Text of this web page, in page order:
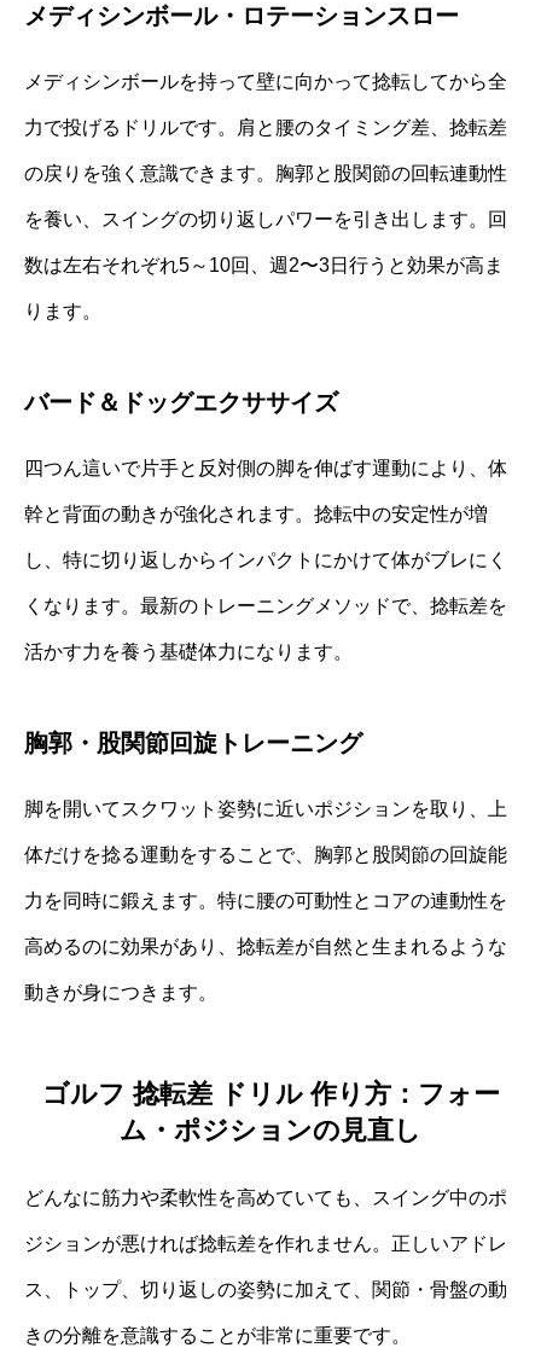
メディシンボール・ロテーションスロー
メディシンボールを持って壁に向かって捻転してから全
力で投げるドリルです。肩と腰のタイミング差、捻転差
の戻りを強く意識できます。胸郭と股関節の回転連動性
を養い、スイングの切り返しパワーを引き出します。回
数は左右それぞれ5～10回、週2〜3日行うと効果が高ま
ります。
バード＆ドッグエクササイズ
四つん這いで片手と反対側の脚を伸ばす運動により、体
幹と背面の動きが強化されます。捻転中の安定性が増
し、特に切り返しからインパクトにかけて体がブレにく
くなります。最新のトレーニングメソッドで、捻転差を
活かす力を養う基礎体力になります。
胸郭・股関節回旋トレーニング
脚を開いてスクワット姿勢に近いポジションを取り、上
体だけを捻る運動をすることで、胸郭と股関節の回旋能
力を同時に鍛えます。特に腰の可動性とコアの連動性を
高めるのに効果があり、捻転差が自然と生まれるような
動きが身につきます。
ゴルフ 捻転差 ドリル 作り方：フォー
ム・ポジションの見直し
どんなに筋力や柔軟性を高めていても、スイング中のポ
ジションが悪ければ捻転差を作れません。正しいアドレ
ス、トップ、切り返しの姿勢に加えて、関節・骨盤の動
きの分離を意識することが非常に重要です。